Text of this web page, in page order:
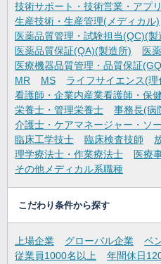
技術サポート・技術営業・アプ
生産技術・生産管理(メディカル)
医薬品質管理・試験担当(QC)(製
医薬品質保証(QA)(製造所)
医
医療機器品質管理・品質保証
MR
MS ライフサイエンス(
看護師・企業内産業看護師・保
栄養士・管理栄養士
事務長(病
介護士・ケアマネージャー・ソ
臨床工学技士
臨床検査技師
理学療法士・作業療法士
医療
その他メディカル系職種
こだわり条件から探す
上場企業 グローバル企業 ベ
従業員1000名以上
年間休日